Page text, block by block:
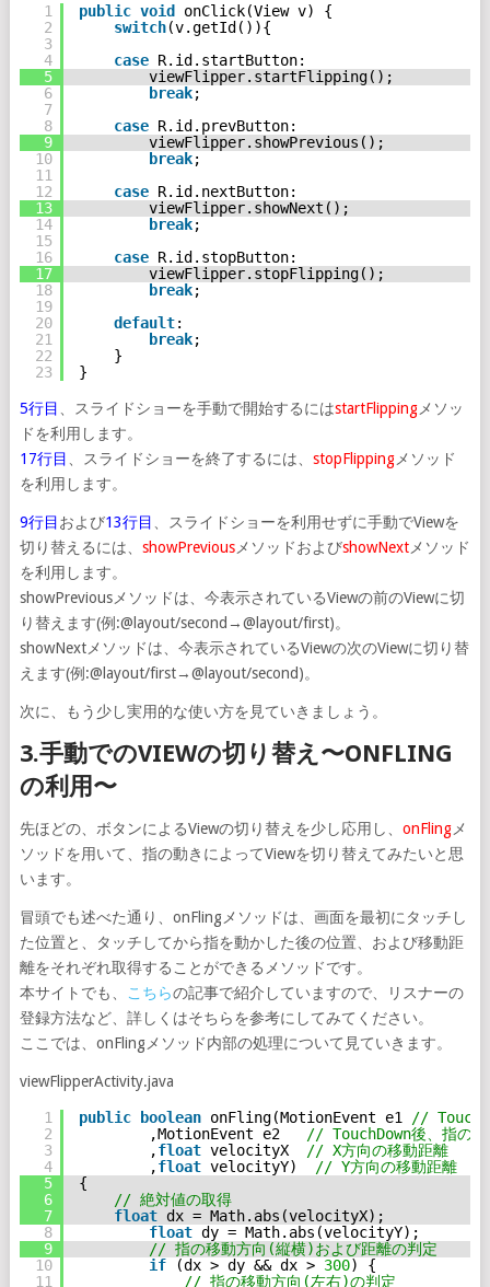
1
2
3
4
5
6
7
8
9
10
11
12
13
14
15
16
17
18
19
20
21
22
23
public void onClick(View v) {
switch(v.getId()){
case R.id.startButton:
viewFlipper.startFlipping();
break;
case R.id.prevButton:
viewFlipper.showPrevious();
break;
case R.id.nextButton:
viewFlipper.showNext();
break;
case R.id.stopButton:
viewFlipper.stopFlipping();
break;
default:
break;
}
}
5行目 、スライドショーを手動で開始するにはstartFlippingメソッ
ドを利用します。
17行目 、スライドショーを終了するには、 stopFlippingメソッド
を利用します。
9行目および13行目 、スライドショーを利用せずに手動でViewを
切り替えるには、 showPreviousメソッドおよびshowNextメソッド
を利用します。
showPreviousメソッドは、今表示されているViewの前のViewに切
り替えます(例:@layout/second→@layout/first)。
showNextメソッドは、今表示されているViewの次のViewに切り替
えます(例:@layout/first→@layout/second)。
次に、もう少し実用的な使い方を見ていきましょう。
3.手動でのVIEWの切り替え〜ONFLING
の利用〜
先ほどの、ボタンによるViewの切り替えを少し応用し、 onFlingメ
ソッドを用いて、指の動きによってViewを切り替えてみたいと思
います。
冒頭でも述べた通り、onFlingメソッドは、画面を最初にタッチし
た位置と、タッチしてから指を動かした後の位置、および移動距
離をそれぞれ取得することができるメソッドです。
本サイトでも、
こちらの記事で紹介していますので、リスナーの
登録方法など、詳しくはそちらを参考にしてみてください。
ここでは、onFlingメソッド内部の処理について見ていきます。
viewFlipperActivity.java
1
2
3
4
5
6
7
8
9
10
11
public boolean onFling(MotionEvent e1
//
,MotionEvent e2
// TouchDown後、指の
,float velocityX
// X方向の移動距離
,float velocityY)
// Y方向の移動距離
{
// 絶対値の取得
float dx = Math.abs(velocityX);
float dy = Math.abs(velocityY);
// 指の移動方向(縦横)および距離の判定
if
(dx > dy && dx > 300) {
// 指の移動方向(左右)の判定